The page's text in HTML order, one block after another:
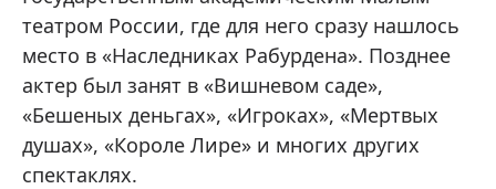
театром России, где для него сразу нашлось
место в «Наследниках Рабурдена». Позднее
актер был занят в «Вишневом саде»,
«Бешеных деньгах», «Игроках», «Мертвых
душах», «Короле Лире» и многих других
спектаклях.